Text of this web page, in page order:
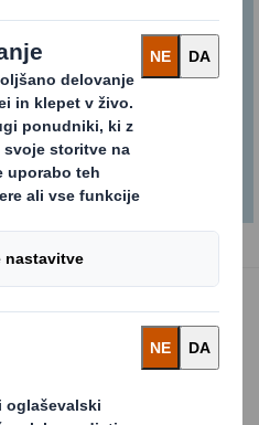
Nato oblikujejo
ki vedno
in učinkovito